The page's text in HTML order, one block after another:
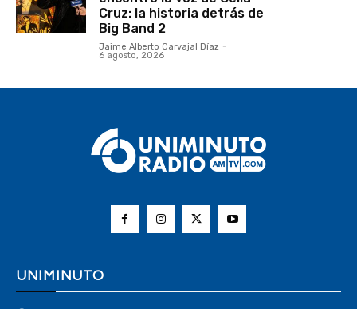
Cruz: la historia detrás de
Big Band 2
Jaime Alberto Carvajal Díaz -
6 agosto, 2026
UNIMINUTO